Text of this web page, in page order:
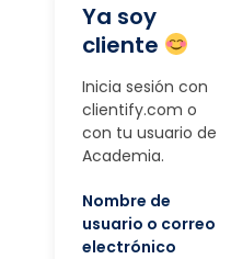
Ya soy
cliente
Inicia sesión con
clientify.com o
con tu usuario de
Academia.
Nombre de
usuario o correo
electrónico